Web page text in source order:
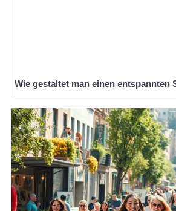
Wie gestaltet man einen entspannten